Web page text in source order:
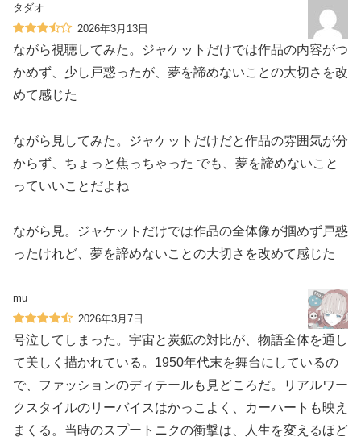
タダオ
2026年3月13日
ながら視聴してみた。ジャケットだけでは作品の内容がつ
かめず、少し戸惑ったが、夢を諦めないことの大切さを改
めて感じた
ながら見してみた。ジャケットだけだと作品の雰囲気が分
からず、ちょっと焦っちゃった でも、夢を諦めないこと
っていいことだよね
ながら見。ジャケットだけでは作品の全体像が掴めず戸惑
ったけれど、夢を諦めないことの大切さを改めて感じた
mu
2026年3月7日
号泣してしまった。宇宙と炭鉱の対比が、物語全体を通し
て美しく描かれている。1950年代末を舞台にしているの
で、ファッションのディテールも見どころだ。リアルワー
クスタイルのリーバイスはかっこよく、カーハートも映え
まくる。当時のスプートニクの衝撃は、人生を変えるほど